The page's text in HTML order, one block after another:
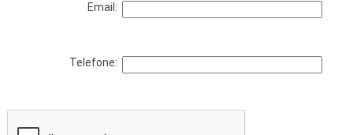
Email:
Telefone: